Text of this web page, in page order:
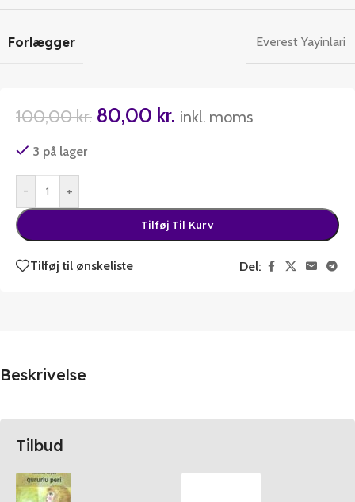
Forlægger Everest Yayinlari
100,00kr. 80,00 kr. inkl. moms
3 på lager
- +
Tilføj Til Kurv
Tilføj til ønskeliste Del:
Beskrivelse
Tilbud